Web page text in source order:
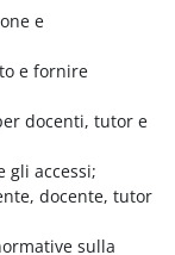
e
e fornire
docenti, tutor e
gli accessi;
docente, tutor
sulla